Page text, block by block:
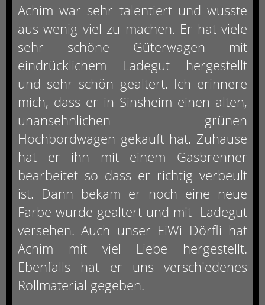
Achim war sehr talentiert und wusste
aus wenig viel zu machen. Er hat viele
sehr schöne Güterwagen mit
eindrücklichem Ladegut hergestellt
und sehr schön gealtert. Ich erinnere
mich, dass er in Sinsheim einen alten,
unansehnlichen grünen
Hochbordwagen gekauft hat. Zuhause
hat er ihn mit einem Gasbrenner
bearbeitet so dass er richtig verbeult
ist. Dann bekam er noch eine neue
Farbe wurde gealtert und mit Ladegut
versehen. Auch unser EiWi Dörfli hat
Achim mit viel Liebe hergestellt.
Ebenfalls hat er uns verschiedenes
Rollmaterial gegeben.